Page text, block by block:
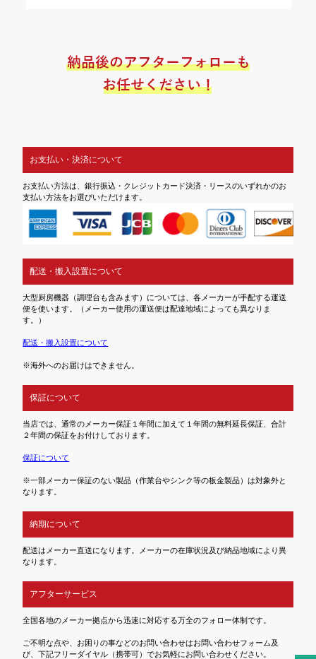
お支払い・決済について
お支払い方法は、銀行振込・クレジットカード決済・リースのいずれかのお
支払い方法をお選びいただけます。
配送・搬入設置について
大型厨房機器（調理台も含みます）については、各メーカーが手配する運送
便を使います。（メーカー使用の運送便は配達地域によっても異なりま
す。）
配送・搬入設置について
※海外へのお届けはできません。
保証について
当店では、通常のメーカー保証１年間に加えて１年間の無料延長保証、合計
２年間の保証をお付けしております。
保証について
※一部メーカー保証のない製品（作業台やシンク等の板金製品）は対象外と
なります。
納期について
配送はメーカー直送になります。メーカーの在庫状況及び納品地域により異
なります。
アフターサービス
全国各地のメーカー拠点から迅速に対応する万全のフォロー体制です。
ご不明な点や、お困りの事などのお問い合わせはお問い合わせフォーム及
び、下記フリーダイヤル（携帯可）でお気軽にお問い合わせください。